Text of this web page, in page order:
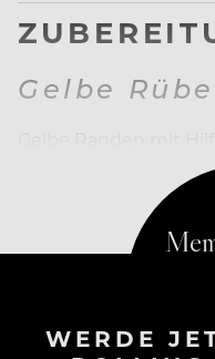
Gelbe
machen und diese
WERDE